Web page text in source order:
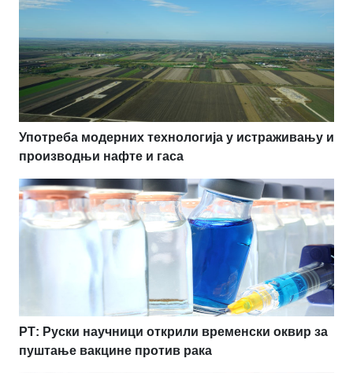
Употреба модерних технологија у истраживању и
производњи нафте и гаса
РТ: Руски научници открили временски оквир за
пуштање вакцине против рака